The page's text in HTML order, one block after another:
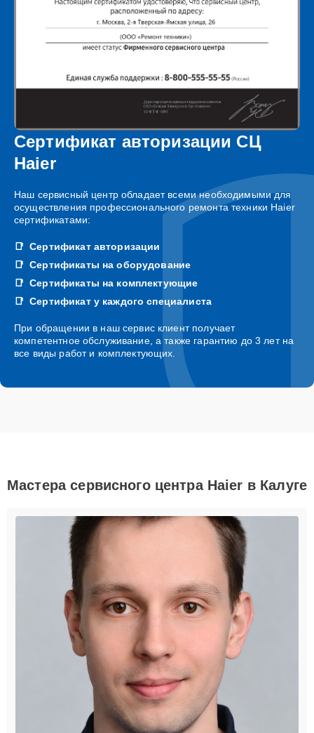
Сертификат авторизации СЦ
Haier
Наш сервисный центр обладает всеми необходимыми для
осуществления профессионального ремонта техники Haier
сертификатами:
Сертификат авторизации
Сертификаты на оборудование
Сертификаты на комплектующие
Сертификат у каждого специалиста
При обращении в наш сервис клиент получает
компетентное обслуживание, а также гарантию до 3 лет на
все виды работ и комплектующих.
Мастера сервисного центра Haier в Калуге